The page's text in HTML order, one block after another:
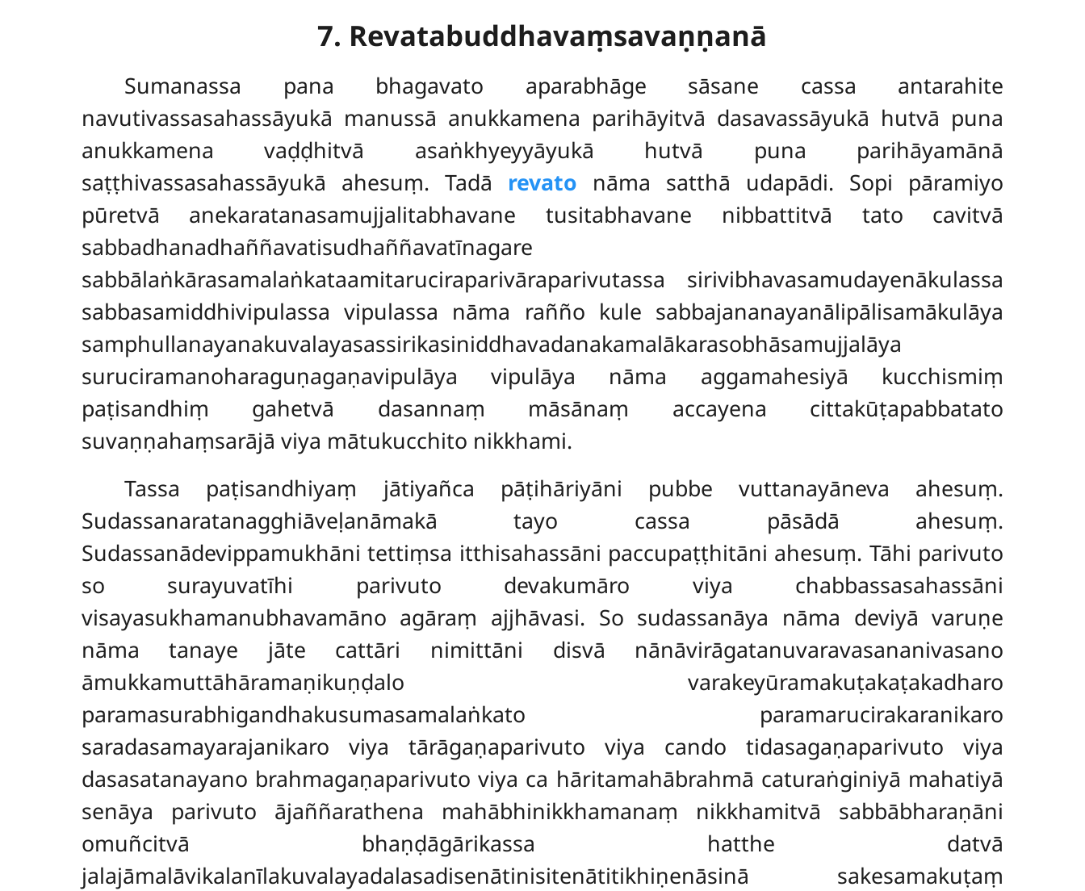
7. Revatabuddhavaṃsavaṇṇanā
Sumanassa pana bhagavato aparabhāge sāsane cassa antarahite
navutivassasahassāyukā manussā anukkamena parihāyitvā dasavassāyukā hutvā puna
anukkamena vaḍḍhitvā asaṅkhyeyyāyukā hutvā puna parihāyamānā
saṭṭhivassasahassāyukā ahesuṃ. Tadā revato nāma satthā udapādi. Sopi pāramiyo
pūretvā anekaratanasamujjalitabhavane tusitabhavane nibbattitvā tato cavitvā
sabbadhanadhaññavatisudhaññavatīnagare
sabbālaṅkārasamalaṅkataamitaruciraparivāraparivutassa sirivibhavasamudayenākulassa
sabbasamiddhivipulassa vipulassa nāma rañño kule sabbajananayanālipālisamākulāya
samphullanayanakuvalayasassirikasiniddhavadanakamalākarasobhāsamujjalāya
suruciramanoharaguṇagaṇavipulāya vipulāya nāma aggamahesiyā kucchismiṃ
paṭisandhiṃ gahetvā dasannaṃ māsānaṃ accayena cittakūṭapabbatato
suvaṇṇahaṃsarājā viya mātukucchito nikkhami.
Tassa paṭisandhiyaṃ jātiyañca pāṭihāriyāni pubbe vuttanayāneva ahesuṃ.
Sudassanaratanagghiāveḷanāmakā tayo cassa pāsādā ahesuṃ.
Sudassanādevippamukhāni tettiṃsa itthisahassāni paccupaṭṭhitāni ahesuṃ. Tāhi parivuto
so surayuvatīhi parivuto devakumāro viya chabbassasahassāni
visayasukhamanubhavamāno agāraṃ ajjhāvasi. So sudassanāya nāma deviyā varuṇe
nāma tanaye jāte cattāri nimittāni disvā nānāvirāgatanuvaravasananivasano
āmukkamuttāhāramaṇikuṇḍalo varakeyūramakuṭakaṭakadharo
paramasurabhigandhakusumasamalaṅkato paramarucirakaranikaro
saradasamayarajanikaro viya tārāgaṇaparivuto viya cando tidasagaṇaparivuto viya
dasasatanayano brahmagaṇaparivuto viya ca hāritamahābrahmā caturaṅginiyā mahatiyā
senāya parivuto ājaññarathena mahābhinikkhamanaṃ nikkhamitvā sabbābharaṇāni
omuñcitvā bhaṇḍāgārikassa hatthe datvā
jalajāmalāvikalanīlakuvalayadalasadisenātinisitenātitikhiṇenāsinā sakesamakuṭaṃ